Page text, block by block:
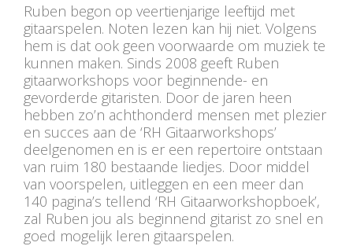
Ruben begon op veertienjarige leeftijd met
gitaarspelen. Noten lezen kan hij niet. Volgens
hem is dat ook geen voorwaarde om muziek te
kunnen maken. Sinds 2008 geeft Ruben
gitaarworkshops voor beginnende- en
gevorderde gitaristen. Door de jaren heen
hebben zo’n achthonderd mensen met plezier
en succes aan de ‘RH Gitaarworkshops’
deelgenomen en is er een repertoire ontstaan
van ruim 180 bestaande liedjes. Door middel
van voorspelen, uitleggen en een meer dan
140 pagina’s tellend ‘RH Gitaarworkshopboek’,
zal Ruben jou als beginnend gitarist zo snel en
goed mogelijk leren gitaarspelen.